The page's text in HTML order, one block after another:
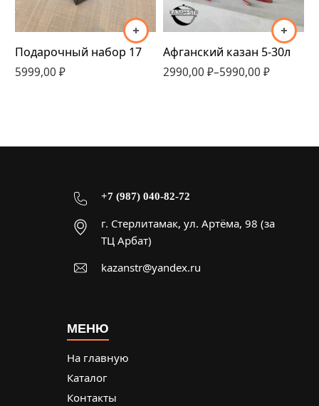
Подарочный набор 17
5999,00 ₽
Афганский казан 5-30л
2990,00 ₽–5990,00 ₽
12 литров
15 литров
20 литров
30 литров
+7 (987) 040-82-72
г. Стерлитамак, ул. Артёма, 98 (за
ТЦ Арбат)
kazanstr@yandex.ru
МЕНЮ
На главную
Каталог
Контакты